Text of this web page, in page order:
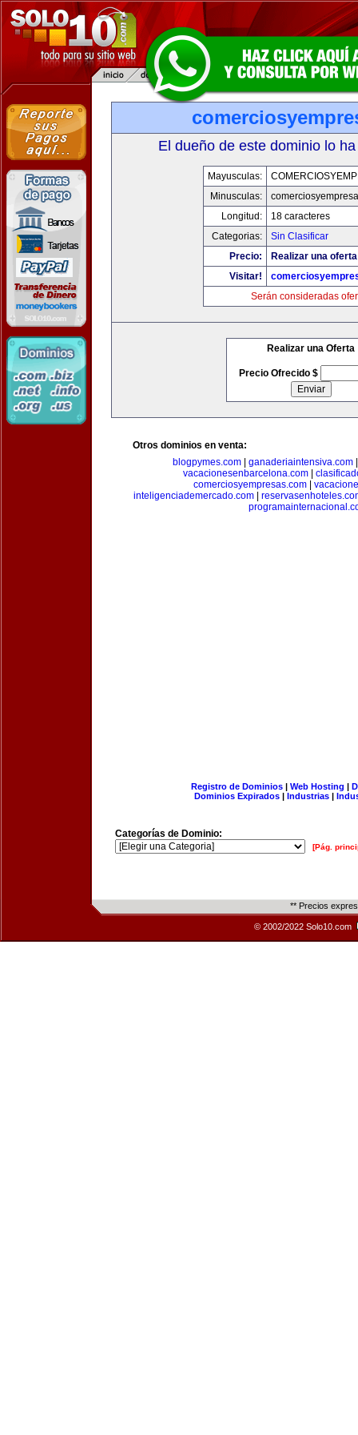
El dueño de este dominio lo
Mayusculas:
Minusculas:
Longitud:
18 caracteres
Categorias:
Sin Clasificar
Precio:
Realizar una
Visitar!
Serán consideradas
Realizar una Oferta
Precio Ofrecido $
Otros dominios en venta:
blogpymes.com
ganaderiaintensiva.com
vacacionesenbarcelona.com|
comerciosyempresas.com|
inteligenciademercado.com|
Registro de Dominios| Web Hosting |
Dominios Expirados | Industrias |
Categorías de Dominio:
[Pág.
** Precios
© 2002/2022 Solo10.com